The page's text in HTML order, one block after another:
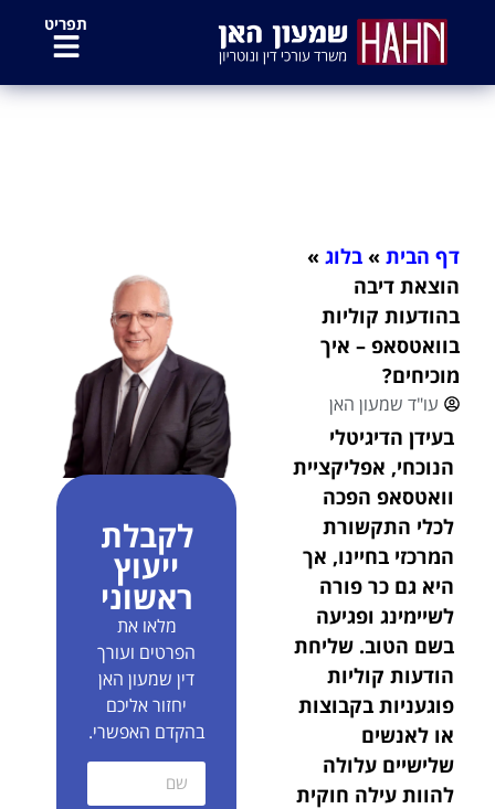
תפריט
דף הבית »בלוג »
הוצאת דיבה
בהודעות קוליות
בוואטסאפ – איך
מוכיחים?
עו"ד שמעון האן
בעידן הדיגיטלי
הנוכחי, אפליקציית
וואטסאפ הפכה
לכלי התקשורת
המרכזי בחיינו, אך
היא גם כר פורה
לשיימינג ופגיעה
בשם הטוב. שליחת
הודעות קוליות
פוגעניות בקבוצות
או לאנשים
שלישיים עלולה
להוות עילה חוקית
לקבלת
ייעוץ
ראשוני
מלאו את
הפרטים ועורך
דין שמעון האן
יחזור אליכם
בהקדם האפשרי.